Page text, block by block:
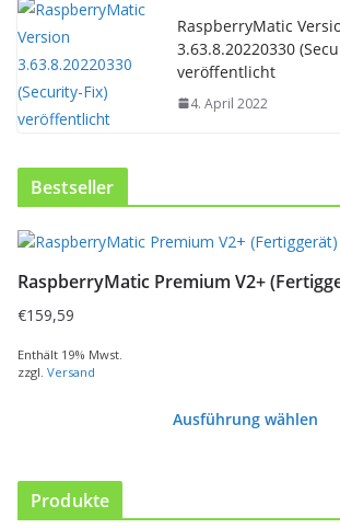
RaspberryMatic
3.63.8.20220330
veröffentlicht
4. April 2022
Bestseller
RaspberryMatic Premium V2+
€159,59
Enthält 19% Mwst.
zzgl. Versand
Ausführung wählen
D
e
s
s
P
t
Produkte